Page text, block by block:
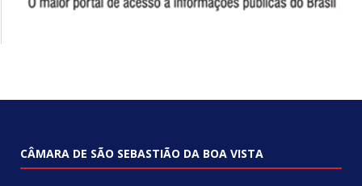
CÂMARA DE SÃO SEBASTIÃO DA BOA VISTA